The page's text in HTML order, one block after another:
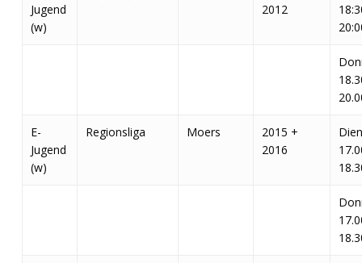
Jugend
(w)
2012
E-
Jugend
(w)
Regionsliga Moers
2015 +
2016